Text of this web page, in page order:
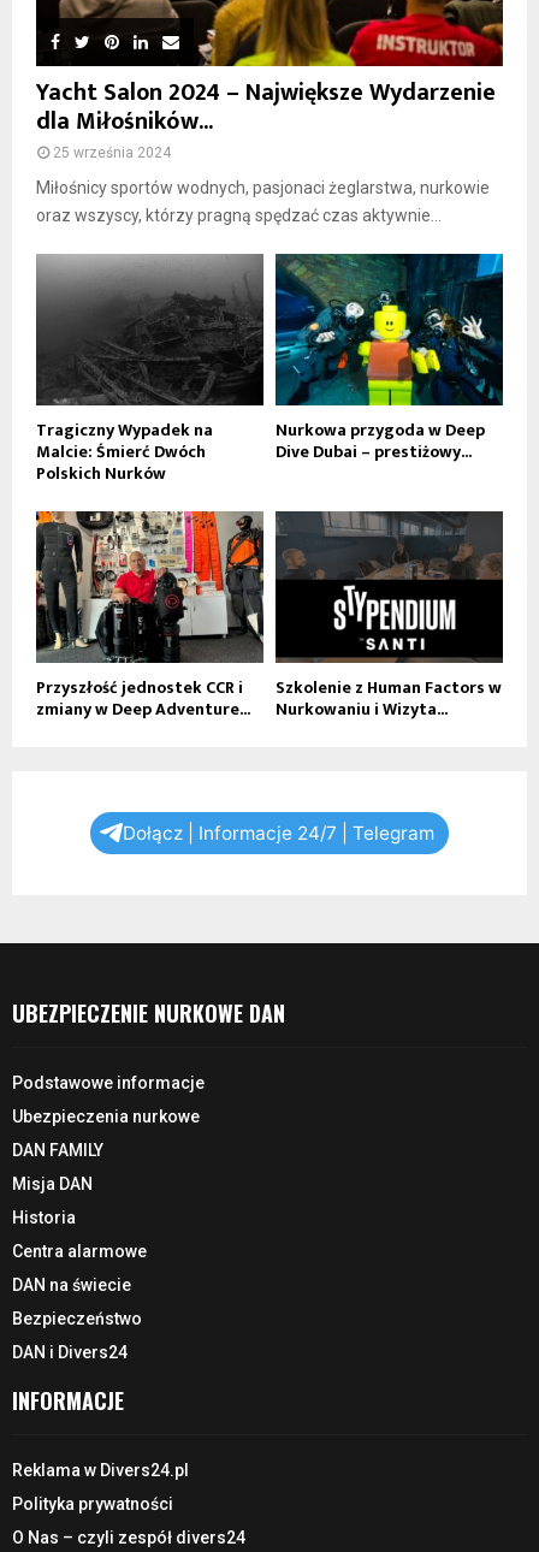
Yacht Salon 2024 – Największe Wydarzenie
dla Miłośników...
25 września 2024
Miłośnicy sportów wodnych, pasjonaci żeglarstwa, nurkowie
oraz wszyscy, którzy pragną spędzać czas aktywnie...
Tragiczny Wypadek na
Malcie: Śmierć Dwóch
Polskich Nurków
Nurkowa przygoda w Deep
Dive Dubai – prestiżowy...
Przyszłość jednostek CCR i
zmiany w Deep Adventure...
Szkolenie z Human Factors w
Nurkowaniu i Wizyta...
Dołącz | Informacje 24/7 | Telegram
UBEZPIECZENIE NURKOWE DAN
Podstawowe informacje
Ubezpieczenia nurkowe
DAN FAMILY
Misja DAN
Historia
Centra alarmowe
DAN na świecie
Bezpieczeństwo
DAN i Divers24
INFORMACJE
Reklama w Divers24.pl
Polityka prywatności
O Nas – czyli zespół divers24